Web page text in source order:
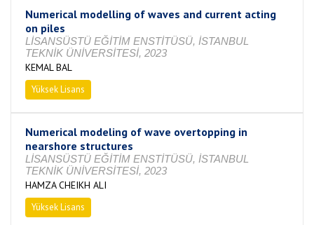
Numerical modelling of waves and current acting
on piles
LİSANSÜSTÜ EĞİTİM ENSTİTÜSÜ, İSTANBUL
TEKNİK ÜNİVERSİTESİ, 2023
KEMAL BAL
Yüksek Lisans
Numerical modeling of wave overtopping in
nearshore structures
LİSANSÜSTÜ EĞİTİM ENSTİTÜSÜ, İSTANBUL
TEKNİK ÜNİVERSİTESİ, 2023
HAMZA CHEIKH ALI
Yüksek Lisans